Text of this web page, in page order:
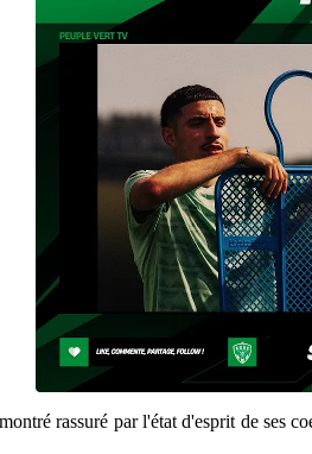
rassuré par l'état d'esprit de ses